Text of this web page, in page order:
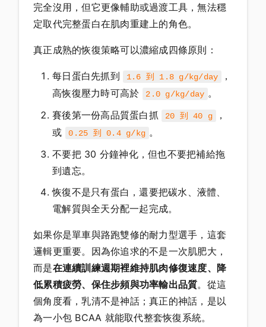
完全沒用，但它更像輔助或過渡工具，無法穩
定取代完整蛋白在肌肉重建上的角色。
真正成熟的恢復策略可以濃縮成四條原則：
每日蛋白先抓到 1.6 到 1.8 g/kg/day
，
高恢復壓力時可高於
2.0 g/kg/day 。
賽後第一份高品質蛋白抓
20 到 40 g
，
或
0.25 到 0.4 g/kg 。
不要把 30 分鐘神化，但也不要把補給拖
到遺忘。
恢復不是只有蛋白，還要把碳水、液體、
電解質與全天分配一起完成。
如果你是單車與路跑雙修的耐力型選手，這套
邏輯更重要。因為你追求的不是一次肌肥大，
而是在連續訓練週期裡維持肌肉修復速度、降
低累積疲勞、保住步頻與功率輸出品質。從這
個角度看，乳清不是神話；真正的神話，是以
為一小包 BCAA 就能取代整套恢復系統。